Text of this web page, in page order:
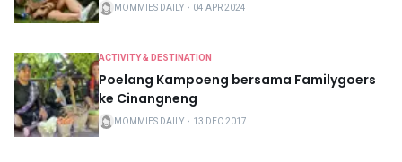
MOMMIES DAILY ・ 04 APR 2024
ACTIVITY & DESTINATION
Poelang Kampoeng bersama Familygoers
ke Cinangneng
MOMMIES DAILY ・ 13 DEC 2017